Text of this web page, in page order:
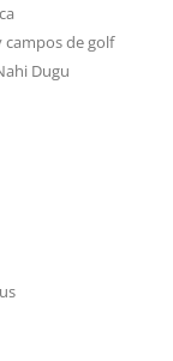
campos de golf
Dugu